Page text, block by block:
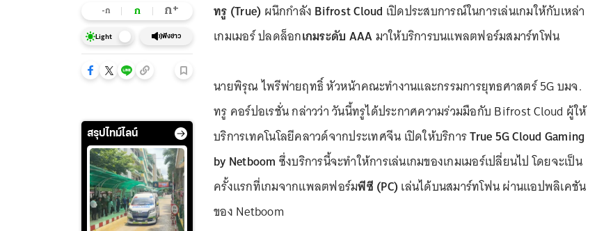
-ก ก ก+
Light ฟังข่าว
สรุปไทม์ไลน์
ทรู (True) ผนึกกำลัง Bifrost Cloud เปิดประสบการณ์ในการเล่นเกมให้กับเหล่า
เกมเมอร์ ปลดล็อกเกมระดับ AAAมาให้บริการบนแพลตฟอร์มสมาร์ทโฟน
นายพิรุณ ไพรีพ่ายฤทธิ์ หัวหน้าคณะทำงานและกรรมการยุทธศาสตร์ 5G บมจ.
ทรู คอร์ปอเรชั่น กล่าวว่า วันนี้ทรูได้ประกาศความร่วมมือกับ Bifrost Cloud ผู้ให้
บริการเทคโนโลยีคลาวด์จากประเทศจีน เปิดให้บริการTrue 5G Cloud Gaming
by Netboom ซึ่งบริการนี้จะทำให้การเล่นเกมของเกมเมอร์เปลี่ยนไป โดยจะเป็น
ครั้งแรกที่เกมจากแพลตฟอร์มพีซี (PC)เล่นได้บนสมาร์ทโฟน ผ่านแอปพลิเคชัน
ของ Netboom